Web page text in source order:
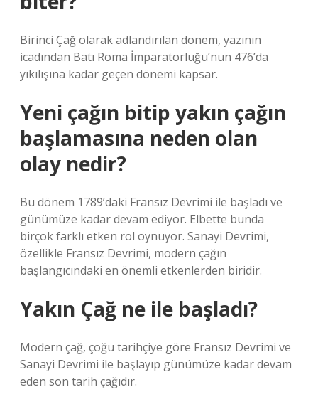
Birinci Çağ olarak adlandırılan dönem, yazının
icadından Batı Roma İmparatorluğu’nun 476’da
yıkılışına kadar geçen dönemi kapsar.
Yeni çağın bitip yakın çağın
başlamasına neden olan
olay nedir?
Bu dönem 1789’daki Fransız Devrimi ile başladı ve
günümüze kadar devam ediyor. Elbette bunda
birçok farklı etken rol oynuyor. Sanayi Devrimi,
özellikle Fransız Devrimi, modern çağın
başlangıcındaki en önemli etkenlerden biridir.
Yakın Çağ ne ile başladı?
Modern çağ, çoğu tarihçiye göre Fransız Devrimi ve
Sanayi Devrimi ile başlayıp günümüze kadar devam
eden son tarih çağıdır.